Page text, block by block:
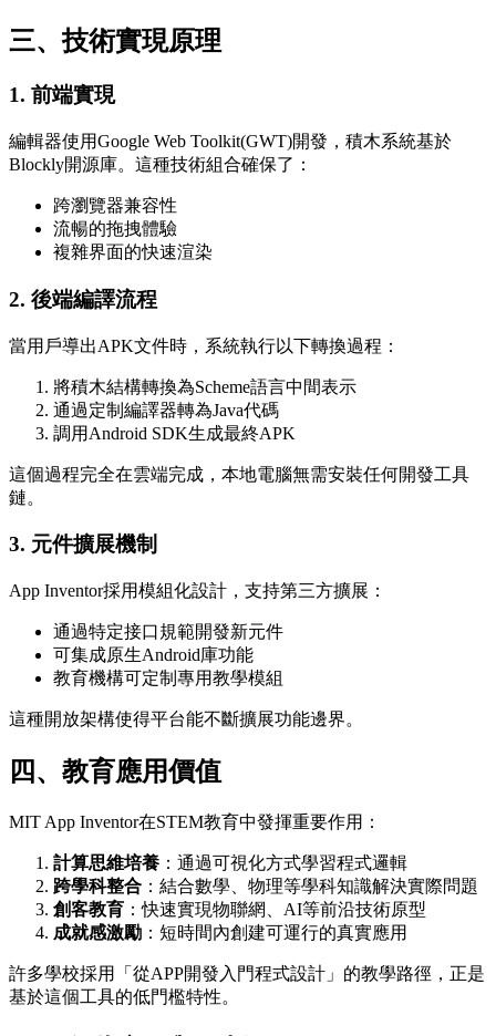
三、技術實現原理
1. 前端實現
編輯器使用Google Web Toolkit(GWT)開發，積木系統基於
Blockly開源庫。這種技術組合確保了：
跨瀏覽器兼容性
流暢的拖拽體驗
複雜界面的快速渲染
2. 後端編譯流程
當用戶導出APK文件時，系統執行以下轉換過程：
將積木結構轉換為Scheme語言中間表示
通過定制編譯器轉為Java代碼
調用Android SDK生成最終APK
這個過程完全在雲端完成，本地電腦無需安裝任何開發工具
鏈。
3. 元件擴展機制
App Inventor採用模組化設計，支持第三方擴展：
通過特定接口規範開發新元件
可集成原生Android庫功能
教育機構可定制專用教學模組
這種開放架構使得平台能不斷擴展功能邊界。
四、教育應用價值
MIT App Inventor在STEM教育中發揮重要作用：
計算思維培養 ：通過可視化方式學習程式邏輯
跨學科整合 ：結合數學、物理等學科知識解決實際問題
創客教育 ：快速實現物聯網、AI等前沿技術原型
成就感激勵 ：短時間內創建可運行的真實應用
許多學校採用「從APP開發入門程式設計」的教學路徑，正是
基於這個工具的低門檻特性。